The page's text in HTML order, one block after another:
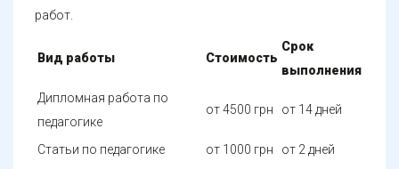
работ.
Вид работы Стоимость
Срок
выполнения
Дипломная работа по
педагогике
от 4500 грн от 14 дней
Статьи по педагогике от 1000 грн
от 2 дней